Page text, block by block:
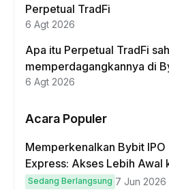
Perpetual TradFi
6 Agt 2026
Apa itu Perpetual TradFi
memperdagangkannya di
6 Agt 2026
Acara Populer
Memperkenalkan Bybit IPO
Express: Akses Lebih Awal
IPO Global!
Sedang Berlangsung 7 Jun 2026